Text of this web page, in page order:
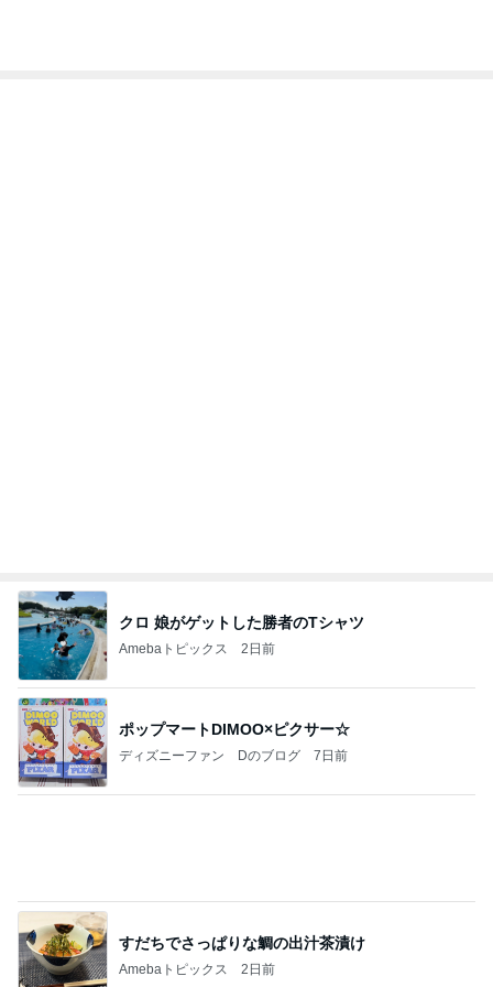
店員に感謝したリップの色味間違い
今週から停電が始まる?! 片山さつき大臣の警告がE
心の道標【旧：ヤ～ベェのブログ】 6時間前